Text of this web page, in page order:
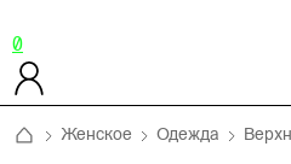
0
Женское Одежда